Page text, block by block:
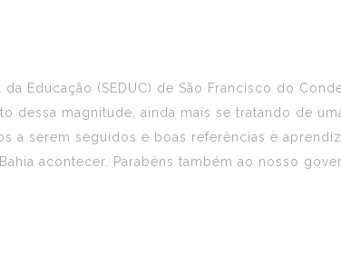
Educação (SEDUC) de São Francisco do
dessa magnitude, ainda mais se tratando de
a serem seguidos e boas referências e
acontecer. Parabéns também ao nosso